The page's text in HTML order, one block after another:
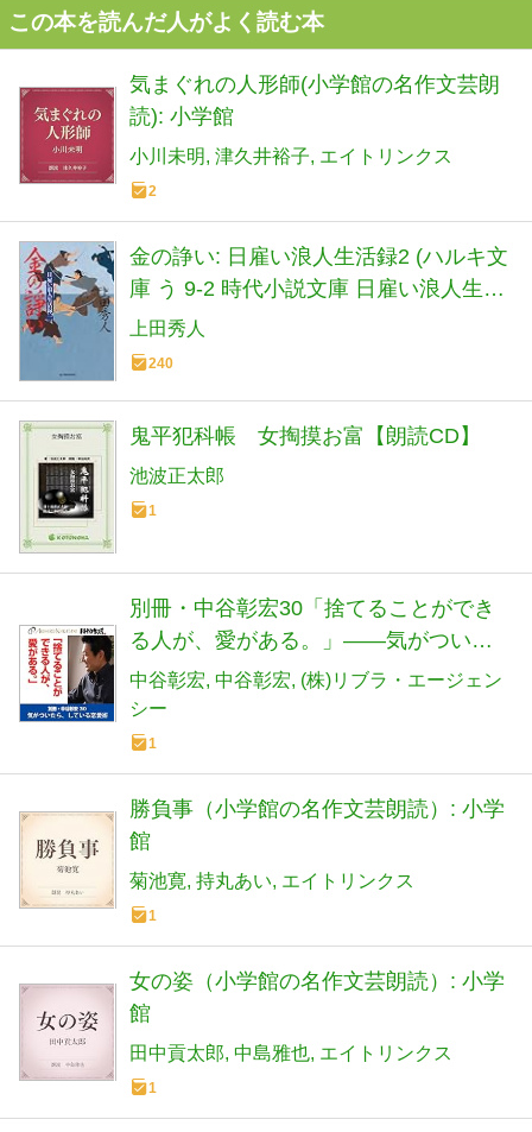
この本を読んだ人がよく読む本
気まぐれの人形師(小学館の名作文芸朗
読): 小学館
小川未明 津久井裕子 エイトリンクス
2
金の諍い: 日雇い浪人生活録2 (ハルキ文
庫 う 9-2 時代小説文庫 日雇い浪人生活
録 2)
上田秀人
240
鬼平犯科帳 女掏摸お富【朗読CD】
池波正太郎
1
別冊・中谷彰宏30「捨てることができ
る人が、愛がある。」――気がついた
ら、している恋愛術
中谷彰宏 中谷彰宏 (株)リブラ・エージェン
シー
1
勝負事（小学館の名作文芸朗読）: 小学
館
菊池寛 持丸あい エイトリンクス
1
女の姿（小学館の名作文芸朗読）: 小学
館
田中貢太郎 中島雅也 エイトリンクス
1